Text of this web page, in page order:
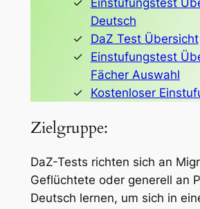
Einstufungstest
Deutsch
DaZ Test Übersicht
Einstufungstest
Fächer Auswahl
Kostenloser
Zielgruppe:
DaZ-Tests richten sich an
Geflüchtete oder generell an
Deutsch lernen, um sich in